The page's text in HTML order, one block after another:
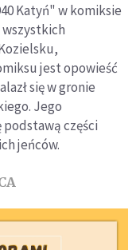
Katyń" w komiksie
wszystkich
jest opowieść
się w gronie
Jego
części
jeńców.